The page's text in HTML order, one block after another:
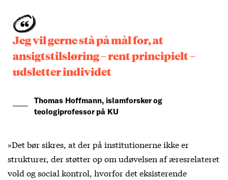
Jeg vil gerne stå på mål for, at
ansigtstilsløring – rent principielt –
udsletter individet
Thomas Hoffmann, islamforsker og
teologiprofessor på KU
»Det bør sikres, at der på institutionerne ikke er
strukturer, der støtter op om udøvelsen af æresrelateret
vold og social kontrol, hvorfor det eksisterende